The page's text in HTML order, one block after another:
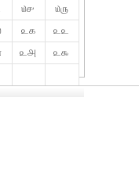
௰௪
௰௫
௨௧
௨௨
௨௮
௨௯